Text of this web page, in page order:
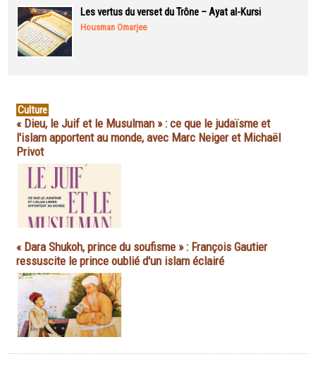
Les vertus du verset du Trône – Ayat al-Kursi
Housman Omarjee
Culture
« Dieu, le Juif et le Musulman » : ce que le judaïsme et
l'islam apportent au monde, avec Marc Neiger et Michaël
Privot
« Dara Shukoh, prince du soufisme » : François Gautier
ressuscite le prince oublié d'un islam éclairé